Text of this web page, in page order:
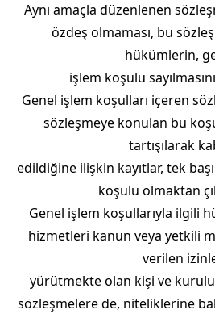
Aynı amaçla düzenlenen
özdeş olmaması, bu
hükümlerin,
işlem koşulu
Genel işlem koşulları içeren
sözleşmeye konulan bu
tartışılarak
edildiğine ilişkin kayıtlar, tek
koşulu olmaktan
Genel işlem koşullarıyla ilgili
hizmetleri kanun veya yetkili
verilen
yürütmekte olan kişi ve
sözleşmelere de, niteliklerine